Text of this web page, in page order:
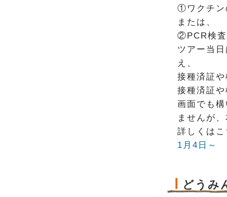
①ワクチン
または、
②PCR検
ツアー当
え、
接種済証
接種済証
画面でも
ませんが
詳しくは
1月4日～
どうみ